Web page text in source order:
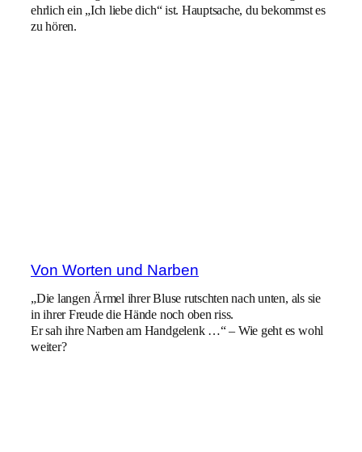
ehrlich ein „Ich liebe dich“ ist. Hauptsache, du bekommst es
zu hören.
Von Worten und Narben
„Die langen Ärmel ihrer Bluse rutschten nach unten, als sie
in ihrer Freude die Hände noch oben riss.
Er sah ihre Narben am Handgelenk …“ – Wie geht es wohl
weiter?